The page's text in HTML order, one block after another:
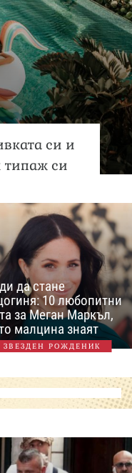
си и
типаж си
да стане
10 любопитни
за Меган Маркъл,
малцина знаят
ЗВЕЗДЕН РОЖДЕНИК